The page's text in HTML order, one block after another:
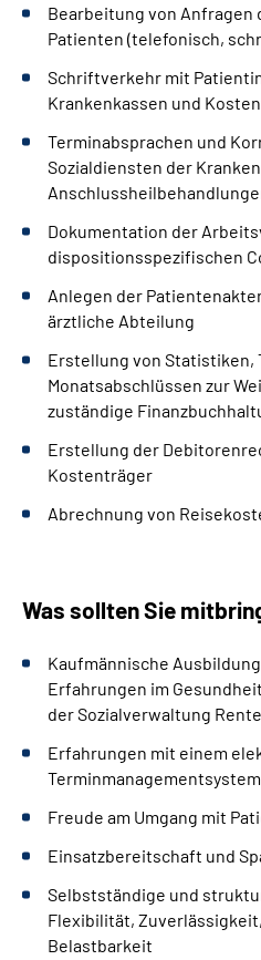
Bearbeitung von Anfragen
Patienten (telefonisch,
Schriftverkehr mit
Krankenkassen und
Terminabsprachen und
Sozialdiensten der
Dokumentation der
dispositionsspezifischen
Anlegen der
ärztliche Abteilung
Erstellung von Statistiken,
Monatsabschlüssen zur
zuständige
Erstellung der
Kostenträger
Abrechnung von
Was sollten Sie
Kaufmännische
Erfahrungen im
der Sozialverwaltung
Erfahrungen mit einem
Freude am Umgang mit
Einsatzbereitschaft und
Selbstständige und
Flexibilität,
Belastbarkeit